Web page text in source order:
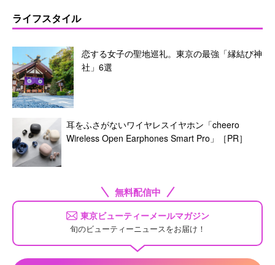
ライフスタイル
恋する女子の聖地巡礼。東京の最強「縁結び神
社」6選
耳をふさがないワイヤレスイヤホン「cheero
Wireless Open Earphones Smart Pro」［PR］
無料配信中
東京ビューティーメールマガジン
旬のビューティーニュースをお届け！